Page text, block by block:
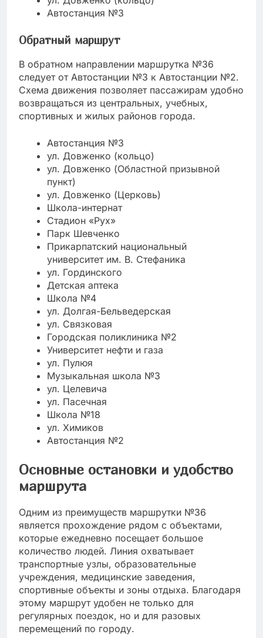
Автостанция №3
Обратный маршрут
В обратном направлении маршрутка №36
следует от Автостанции №3 к Автостанции №2.
Схема движения позволяет пассажирам удобно
возвращаться из центральных, учебных,
спортивных и жилых районов города.
Автостанция №3
ул. Довженко (кольцо)
ул. Довженко (Областной призывной
пункт)
ул. Довженко (Церковь)
Школа-интернат
Стадион «Рух»
Парк Шевченко
Прикарпатский национальный
университет им. В. Стефаника
ул. Гординского
Детская аптека
Школа №4
ул. Долгая-Бельведерская
ул. Связковая
Городская поликлиника №2
Университет нефти и газа
ул. Пулюя
Музыкальная школа №3
ул. Целевича
ул. Пасечная
Школа №18
ул. Химиков
Автостанция №2
Основные остановки и удобство
маршрута
Одним из преимуществ маршрутки №36
является прохождение рядом с объектами,
которые ежедневно посещает большое
количество людей. Линия охватывает
транспортные узлы, образовательные
учреждения, медицинские заведения,
спортивные объекты и зоны отдыха. Благодаря
этому маршрут удобен не только для
регулярных поездок, но и для разовых
перемещений по городу.